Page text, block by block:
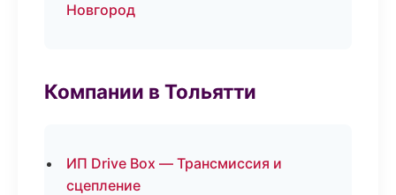
Новгород
Компании в Тольятти
ИП Drive Box — Трансмиссия и
сцепление